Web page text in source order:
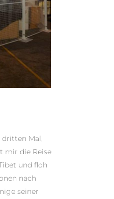
Mal,
mir die Reise
und floh
nach
seiner